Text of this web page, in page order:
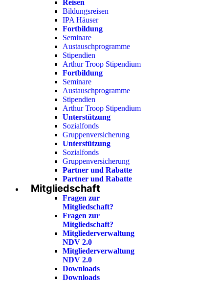
Reisen
Bildungsreisen
IPA Häuser
Fortbildung
Seminare
Austauschprogramme
Stipendien
Arthur Troop Stipendium
Fortbildung
Seminare
Austauschprogramme
Stipendien
Arthur Troop Stipendium
Unterstützung
Sozialfonds
Gruppenversicherung
Unterstützung
Sozialfonds
Gruppenversicherung
Partner und Rabatte
Partner und Rabatte
Mitgliedschaft
Fragen zur
Mitgliedschaft?
Fragen zur
Mitgliedschaft?
Mitgliederverwaltung
NDV 2.0
Mitgliederverwaltung
NDV 2.0
Downloads
Downloads